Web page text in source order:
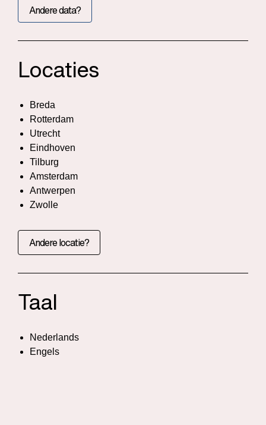
Andere data?
Locaties
Breda
Rotterdam
Utrecht
Eindhoven
Tilburg
Amsterdam
Antwerpen
Zwolle
Andere locatie?
Taal
Nederlands
Engels